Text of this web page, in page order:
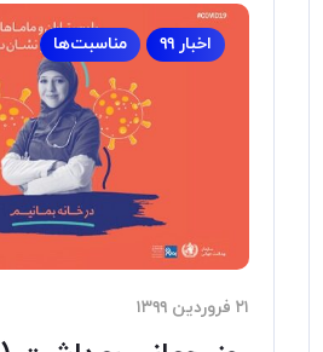
اخبار ۹۹ مناسبت‌ها
۲۱ فروردین ۱۳۹۹